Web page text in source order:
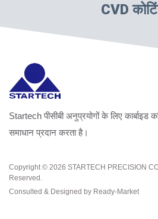
CVD
Startech पीसीबी अनुप्रयोगों के लिए
समाधान प्रदान करता है।
Copyright © 2026 STARTECH PRECISION
Reserved.
Consulted & Designed by Ready-Market